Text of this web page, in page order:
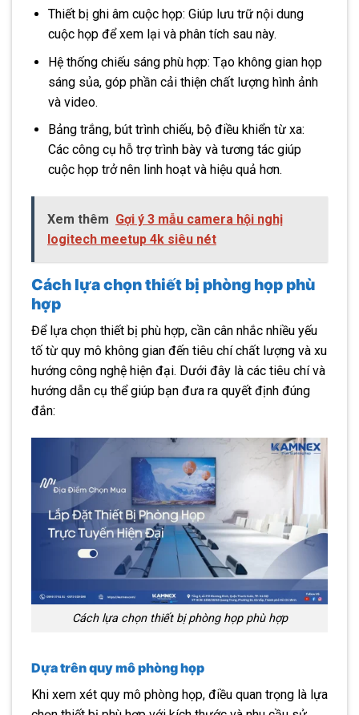
Thiết bị ghi âm cuộc họp: Giúp lưu trữ nội dung
cuộc họp để xem lại và phân tích sau này.
Hệ thống chiếu sáng phù hợp: Tạo không gian họp
sáng sủa, góp phần cải thiện chất lượng hình ảnh
và video.
Bảng trắng, bút trình chiếu, bộ điều khiển từ xa:
Các công cụ hỗ trợ trình bày và tương tác giúp
cuộc họp trở nên linh hoạt và hiệu quả hơn.
Xem thêm Gợi ý 3 mẫu camera hội nghị
logitech meetup 4k siêu nét
Cách lựa chọn thiết bị phòng họp phù
hợp
Để lựa chọn thiết bị phù hợp, cần cân nhắc nhiều yếu
tố từ quy mô không gian đến tiêu chí chất lượng và xu
hướng công nghệ hiện đại. Dưới đây là các tiêu chí và
hướng dẫn cụ thể giúp bạn đưa ra quyết định đúng
đắn:
Cách lựa chọn thiết bị phòng họp phù hợp
Dựa trên quy mô phòng họp
Khi xem xét quy mô phòng họp, điều quan trọng là lựa